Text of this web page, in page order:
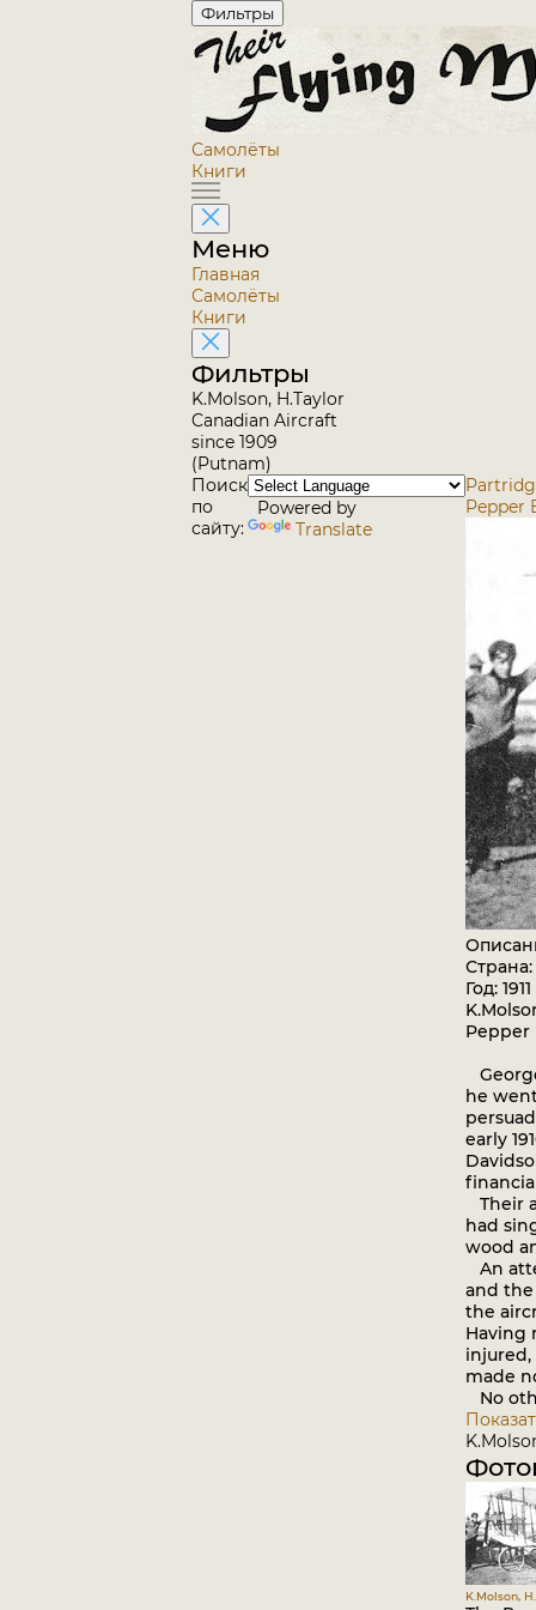
Фильтры
Самолёты
Книги
Меню
Главная
Самолёты
Книги
Фильтры
K.Molson, H.Taylor
Canadian Aircraft
since 1909
(Putnam)
Поиск
по
сайту:
Powered by
Translate
Pepper
Год: 1911
Pepper
he
early
Their
had
wood
An
and the
the
Having
made
No
K.Molson,